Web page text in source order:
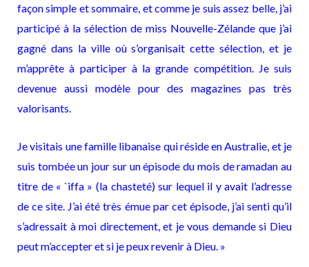
façon simple et sommaire, et comme je suis assez belle, j’ai
participé à la sélection de miss Nouvelle-Zélande que j’ai
gagné dans la ville où s’organisait cette sélection, et je
m’apprête à participer à la grande compétition. Je suis
devenue aussi modèle pour des magazines pas très
valorisants.
Je visitais une famille libanaise qui réside en Australie, et je
suis tombée un jour sur un épisode du mois de ramadan au
titre de « `iffa » (la chasteté) sur lequel il y avait l’adresse
de ce site. J’ai été très émue par cet épisode, j’ai senti qu’il
s’adressait à moi directement, et je vous demande si Dieu
peut m’accepter et si je peux revenir à Dieu. »